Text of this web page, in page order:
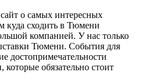
о самых интересных
сходить в Тюмени
компанией. У нас только
Тюмени. События для
достопримечательности
обязательно стоит